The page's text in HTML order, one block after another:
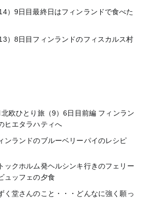
）9日目最終日はフィンランドで食べた
）8日目フィンランドのフィスカルス村
北欧ひとり旅（9）6日目前編 フィンラン
ヒエタラハティへ
ンランドのブルーベリーパイのレシピ
ックホルム発ヘルシンキ行きのフェリー
ュッフェの夕食
く堂さんのこと・・・どんなに強く願っ